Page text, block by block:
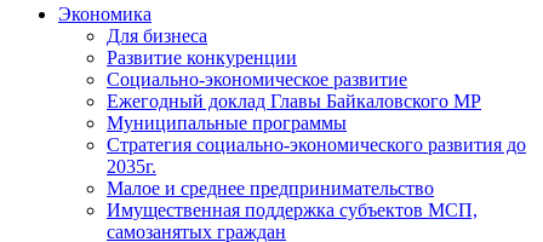
Экономика
Для бизнеса
Развитие конкуренции
Социально-экономическое развитие
Ежегодный доклад Главы Байкаловского МР
Муниципальные программы
Стратегия социально-экономического развития до
2035г.
Малое и среднее предпринимательство
Имущественная поддержка субъектов МСП,
самозанятых граждан